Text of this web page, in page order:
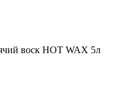
воск HOT WAX 5л